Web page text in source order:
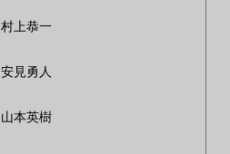
村上恭一
安見勇人
山本英樹